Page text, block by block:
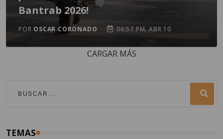
Bantrab 2026!
POR OSCAR CORONADO 06:57 PM, ABR 10
CARGAR MÁS
TEMAS